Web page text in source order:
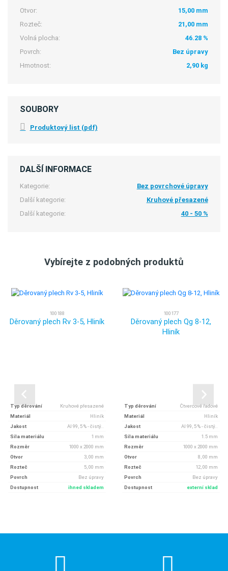
Otvor:
15,00 mm
Rozteč:
21,00 mm
Volná plocha:
46.28 %
Povrch:
Bez úpravy
Hmotnost:
2,90 kg
SOUBORY
Produktový list (pdf)
DALŠÍ INFORMACE
Kategorie:
Bez povrchové úpravy
Další kategorie:
Kruhové přesazené
Další kategorie:
40 - 50 %
Vybírejte z podobných produktů
100188
Děrovaný plech Rv 3-5, Hliník
Typ děrování
Kruhové přesazené
Materiál
Hliník
Jakost
Al 99, 5 % - čistý..
Síla materiálu
1 mm
Rozměr
1000 x 2000 mm
Otvor
3, 00 mm
Rozteč
5, 00 mm
Povrch
Bez úpravy
Dostupnost
ihned skladem
100177
Děrovaný plech Qg 8-12,
Hliník
Typ děrování
Čtvercové řadové
Materiál
Hliník
Jakost
Al 99, 5 % - čistý..
Síla materiálu
1.5 mm
Rozměr
1000 x 2000 mm
Otvor
8, 00 mm
Rozteč
12, 00 mm
Povrch
Bez úpravy
Dostupnost
externí sklad